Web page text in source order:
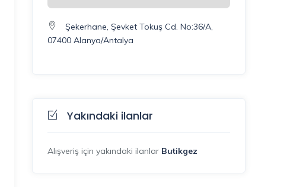
Şekerhane, Şevket Tokuş Cd. No:36/A,
07400 Alanya/Antalya
Yakındaki ilanlar
Alışveriş için yakındaki ilanlar Butikgez